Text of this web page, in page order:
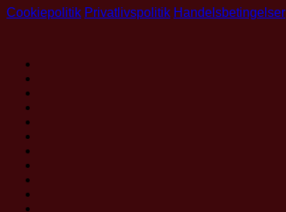
Cookiepolitik Privatlivspolitik Handelsbetingelser